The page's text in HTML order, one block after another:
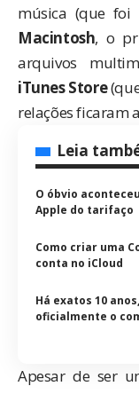
música (que
Macintosh, o
arquivos
iTunes Store
relações ficaram
Leia
O óbvio
Apple do tarifaço
Como criar uma
conta no iCloud
Há exatos 10
oficialmente o
Apesar de ser